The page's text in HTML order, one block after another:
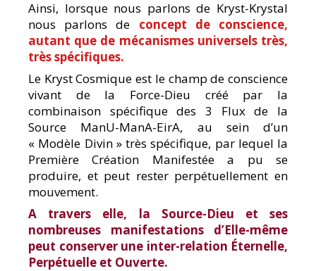
Ainsi, lorsque nous parlons de Kryst-Krystal
nous parlons de concept de conscience,
autant que de mécanismes universels très,
très spécifiques.
Le Kryst Cosmique est le champ de conscience
vivant de la Force-Dieu créé par la
combinaison spécifique des 3 Flux de la
Source ManU-ManA-EirA, au sein d’un
« Modèle Divin » très spécifique, par lequel la
Première Création Manifestée a pu se
produire, et peut rester perpétuellement en
mouvement.
A travers elle, la Source-Dieu et ses
nombreuses manifestations d’Elle-même
peut conserver une inter-relation Éternelle,
Perpétuelle et Ouverte.